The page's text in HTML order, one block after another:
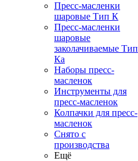
Пресс-масленки
шаровые Тип К
Пресс-масленки
шаровые
заколачиваемые Тип
Кa
Наборы пресс-
масленок
Инструменты для
пресс-масленок
Колпачки для пресс-
масленок
Снято с
производства
Ещё